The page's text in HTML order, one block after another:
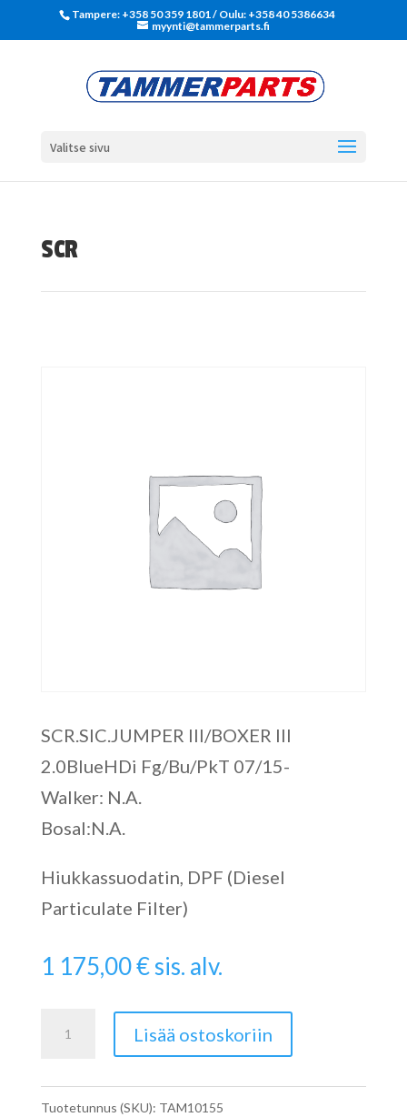
Tampere: +358 50 359 1801‬ / Oulu: +358 40 5386634
myynti@tammerparts.fi
Valitse sivu
SCR
SCR.SIC.JUMPER III/BOXER III
2.0BlueHDi Fg/Bu/PkT 07/15-
Walker: N.A.
Bosal:N.A.
Hiukkassuodatin, DPF (Diesel
Particulate Filter)
1 175,00€sis. alv.
Lisää ostoskoriin
Tuotetunnus (SKU): TAM10155